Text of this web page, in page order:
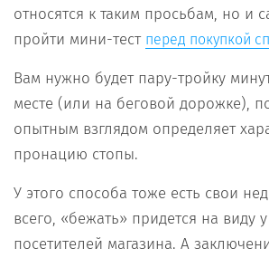
относятся к таким просьбам, но и
пройти мини-тест перед покупкой
Вам нужно будет пару-тройку
месте (или на беговой дорожке),
опытным взглядом определяет
пронацию стопы.
У этого способа тоже есть свои
всего, «бежать» придется на виду
посетителей магазина. А